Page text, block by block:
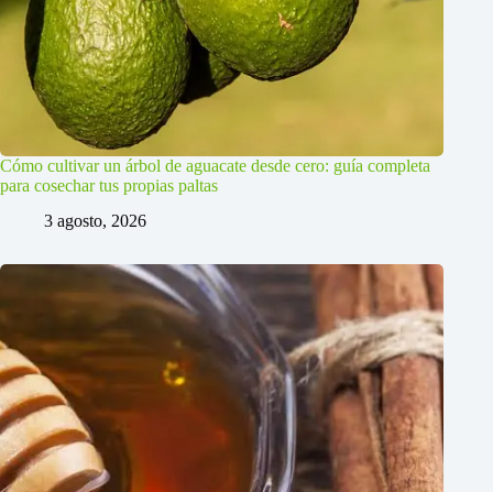
Cómo cultivar un árbol de aguacate desde cero: guía completa
para cosechar tus propias paltas
3 agosto, 2026